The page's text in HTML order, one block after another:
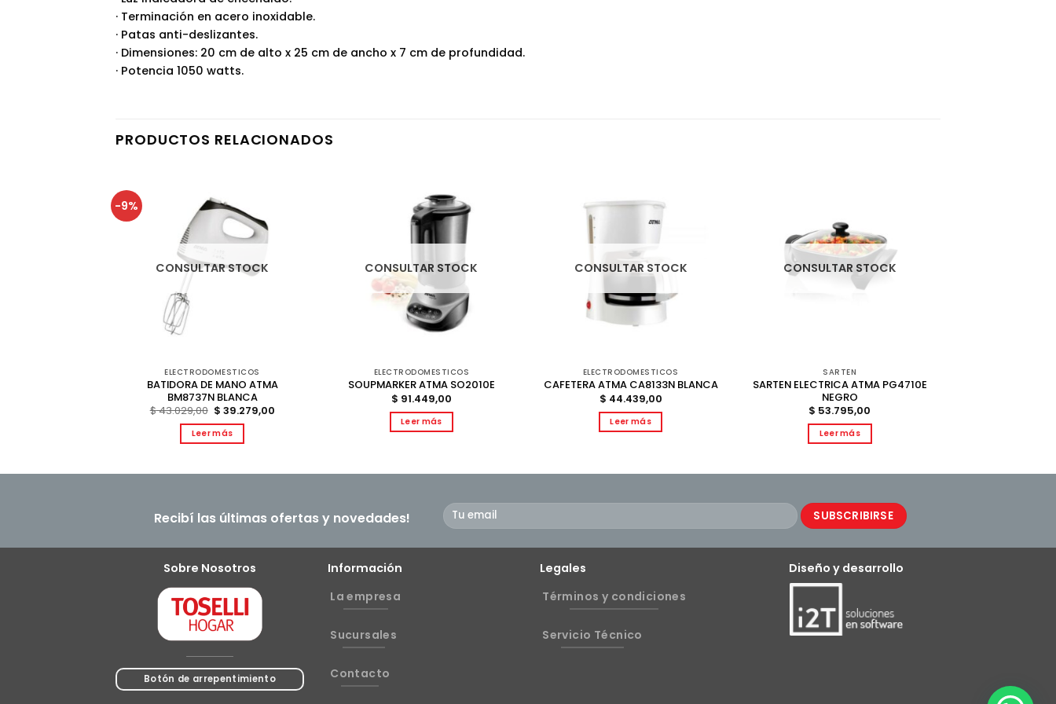
· Terminación en acero inoxidable.
· Patas anti-deslizantes.
· Dimensiones: 20 cm de alto x 25 cm de ancho x 7 cm de profundidad.
· Potencia 1050 watts.
PRODUCTOS RELACIONADOS
-9%
CONSULTAR STOCK
ELECTRODOMESTICOS
BATIDORA DE MANO ATMA
BM8737N BLANCA
$43.029,00 El
precio
original
era:
$ 43.029,00.
$ 39.279,00El
Leer más
CONSULTAR STOCK
ELECTRODOMESTICOS
SOUPMARKER ATMA SO2010E
$ 91.449,00
Leer más
CONSULTAR STOCK
ELECTRODOMESTICOS
CAFETERA ATMA CA8133N BLANCA
$ 44.439,00
Leer más
CONSULTAR STOCK
SARTEN
SARTEN ELECTRICA ATMA PG4710E
NEGRO
$ 53.795,00
Leer más
Recibí las últimas ofertas y novedades!
Sobre Nosotros
Botón de arrepentimiento
Información
La empresa
Sucursales
Contacto
Legales
Términos y condiciones
Servicio Técnico
Diseño y desarrollo